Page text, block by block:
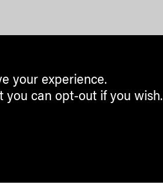
your experience.
you can opt-out if you wish.